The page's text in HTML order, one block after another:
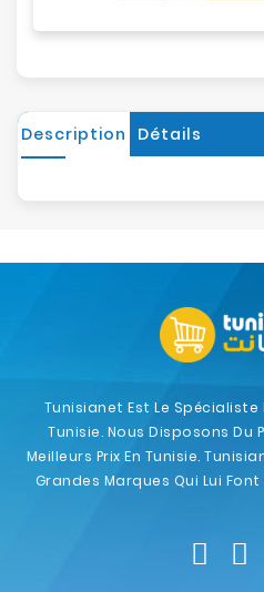
Description Détails
Tunisianet Est Le Spécialiste
Tunisie. Nous Disposons Du
Meilleurs Prix En Tunisie.
Grandes Marques Qui Lui